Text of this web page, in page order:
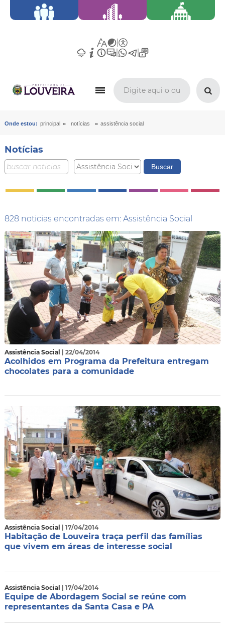
Onde estou: principal » notícias » assistência social
Notícias
828 noticias encontradas em: Assistência Social
Assistência Social | 22/04/2014
Acolhidos em Programa da Prefeitura entregam
chocolates para a comunidade
Assistência Social | 17/04/2014
Habitação de Louveira traça perfil das famílias
que vivem em áreas de interesse social
Assistência Social | 17/04/2014
Equipe de Abordagem Social se reúne com
representantes da Santa Casa e PA